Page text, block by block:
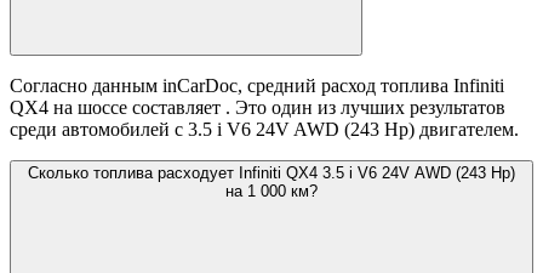
Согласно данным inCarDoc, средний расход топлива Infiniti
QX4 на шоссе составляет . Это один из лучших результатов
среди автомобилей с 3.5 i V6 24V AWD (243 Hp) двигателем.
Сколько топлива расходует Infiniti QX4 3.5 i V6 24V AWD (243 Hp)
на 1 000 км?